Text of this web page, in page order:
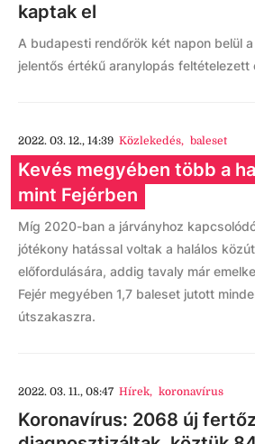
kaptak el
A budapesti rendőrök két napon belül
jelentős értékű aranylopás feltételezett
2022. 03. 12., 14:39 Közlekedés, baleset
Kevés megyében több a
mint Fejérben
Míg 2020-ban a járványhoz
jótékony hatással voltak a halálos
előfordulására, addig tavaly már
Fejér megyében 1,7 baleset jutott
útszakaszra.
2022. 03. 11., 08:47 Hírek, koronavírus
Koronavírus: 2068 új